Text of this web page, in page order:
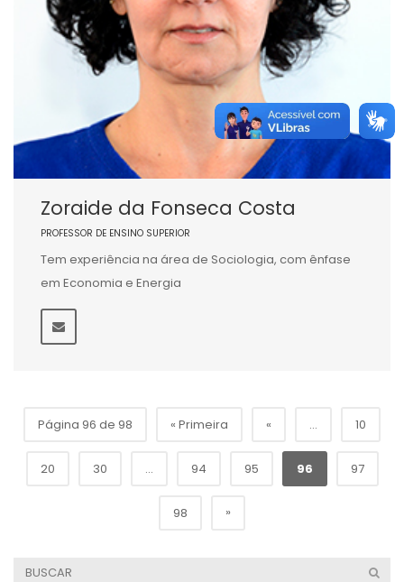
Zoraide da Fonseca Costa
PROFESSOR DE ENSINO SUPERIOR
Tem experiência na área de Sociologia, com ênfase
em Economia e Energia
Página 96 de 98 « Primeira « ... 10
20 30 ... 94 95 96 97
98 »